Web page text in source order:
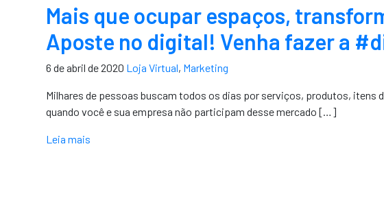
Mais que ocupar espaços,
Aposte no digital! Venha fazer a
6 de abril de 2020 Loja Virtual, Marketing
Milhares de pessoas buscam todos os dias por serviços, produtos, itens
quando você e sua empresa não participam desse mercado […]
Leia mais